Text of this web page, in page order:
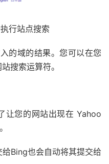
行站点搜索
的域的结果。您可以在您
搜索运算符。
让您的网站出现在 Yahoo
Bing也会自动将其提交给